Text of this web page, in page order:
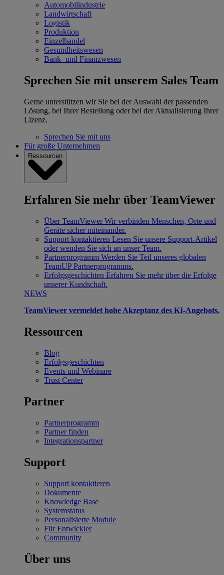
Automobilindustrie
Landwirtschaft
Logistik
Produktion
Einzelhandel
Gesundheitswesen
Bank- und Finanzwesen
Sprechen Sie mit unserem Sales Team
Gerne unterstützen wir Sie bei der Auswahl der passenden
Lösung, bei Ihrer Bestellung oder bei der Aktualisierung Ihrer
Lizenz.
Sprechen Sie mit uns
Für große Unternehmen
Ressourcen
Erfahren Sie mehr über TeamViewer
Über TeamViewer Wir verbinden Menschen, Orte und
Geräte sicher miteinander.
Support kontaktieren Lesen Sie unsere Support-Artikel
oder wenden Sie sich an unser Team.
Partnerprogramm Werden Sie Teil unseres globalen
TeamUP Partnerprogramms.
Erfolgsgeschichten Erfahren Sie mehr über die Erfolge
unserer Kundschaft.
NEWS
TeamViewer vermeldet hohe Akzeptanz des KI-Angebots.
Ressourcen
Blog
Erfolgsgeschichten
Events und Webinare
Trust Center
Partner
Partnerprogramm
Partner finden
Integrationspartner
Support
Support kontaktieren
Dokumente
Knowledge Base
Systemstatus
Personalisierte Module
Für Entwickler
Community
Über uns